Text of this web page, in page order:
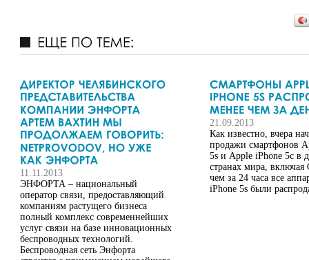
11.11.2013
ЭНФОРТА – национальный
оператор связи, предоставляющий
компаниям растущего бизнеса
полный комплекс современнейших
услуг связи на базе инновационных
беспроводных технологий.
Беспроводная сеть Энфорта
21.09.2013
Как известно, вчера
продажи смартфонов
5s и Apple iPhone 5с в
странах мира,
чем за 24 часа все
iPhone 5s были